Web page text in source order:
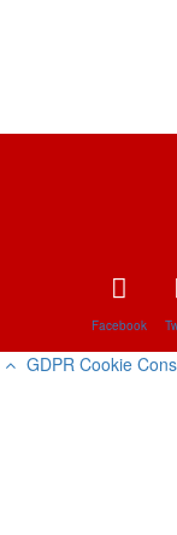
Facebook
GDPR Cookie